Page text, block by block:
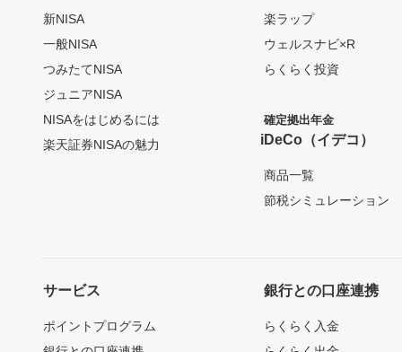
新NISA
一般NISA
つみたてNISA
ジュニアNISA
NISAをはじめるには
楽天証券NISAの魅力
楽ラップ
ウェルスナビ×R
らくらく投資
確定拠出年金
iDeCo（イデコ）
商品一覧
節税シミュレーション
サービス
ポイントプログラム
銀行との口座連携
らくらく入金